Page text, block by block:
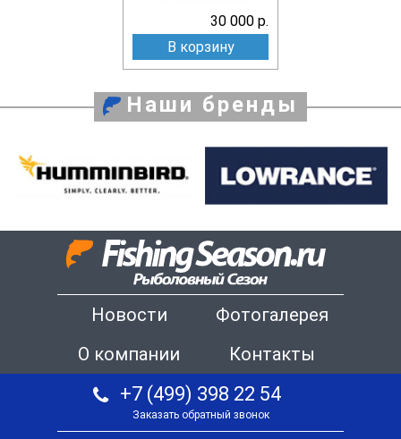
30 000 р.
В корзину
Наши бренды
Новости
Фотогалерея
О компании
Контакты
+7 (499) 398 22 54
Заказать обратный звонок